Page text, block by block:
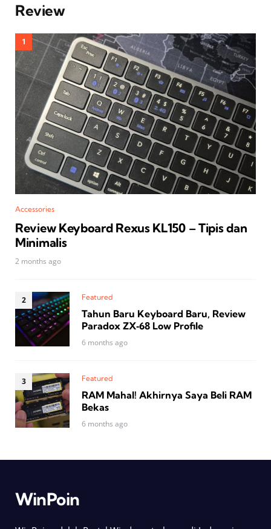
Review
Accessories
Review Keyboard Rexus KL150 – Tipis dan
Minimalis
2 months ago
Featured
Tahun Baru Keyboard Baru, Review
Paradox ZX‑68 Low Profile
6 months ago
Featured
RAM Mahal! Akhirnya Saya Beli RAM
Bekas
6 months ago
WinPoin